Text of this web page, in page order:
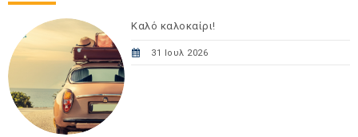
Καλό καλοκαίρι!
31 Ιουλ 2026